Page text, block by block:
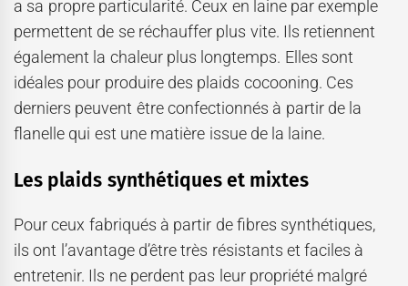
a sa propre particularité. Ceux en laine par exemple
permettent de se réchauffer plus vite. Ils retiennent
également la chaleur plus longtemps. Elles sont
idéales pour produire des plaids cocooning. Ces
derniers peuvent être confectionnés à partir de la
flanelle qui est une matière issue de la laine.
Les plaids synthétiques et mixtes
Pour ceux fabriqués à partir de fibres synthétiques,
ils ont l’avantage d’être très résistants et faciles à
entretenir. Ils ne perdent pas leur propriété malgré